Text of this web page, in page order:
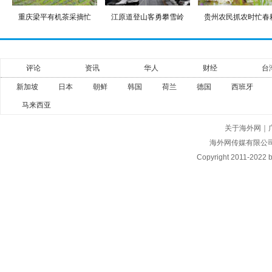
重庆梁平有机茶采摘忙 江原道登山客勇攀雪岭 贵州农民抓农时忙春
评论 资讯 华人 财经 台
新加坡 日本 朝鲜 韩国 荷兰 德国 西班牙
马来西亚
关于海外网
海外网传媒有限公
Copyright2011-2022